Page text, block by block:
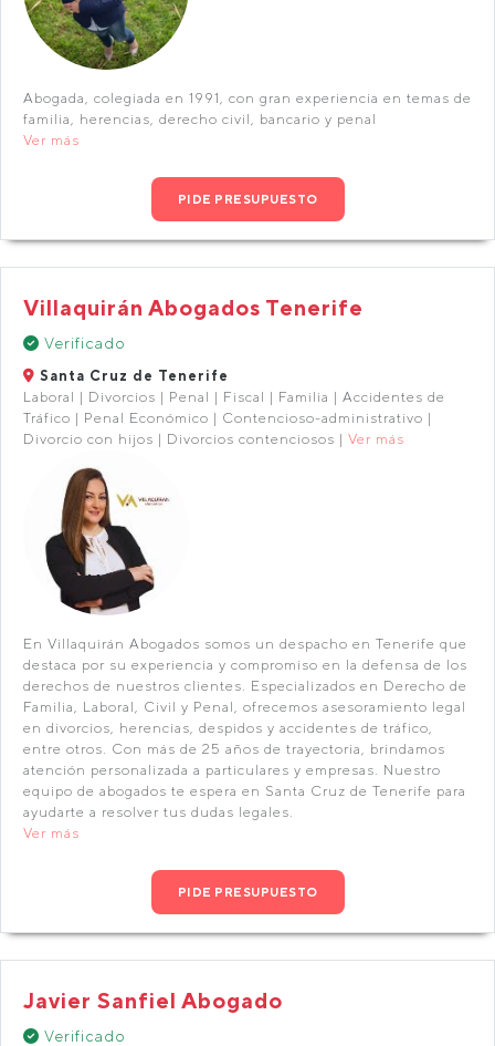
Abogada, colegiada en 1991, con gran experiencia en temas de
familia, herencias, derecho civil, bancario y penal
Ver más
PIDE PRESUPUESTO
Villaquirán Abogados Tenerife
Verificado
Santa Cruz de Tenerife
Laboral | Divorcios | Penal | Fiscal | Familia | Accidentes de
Tráfico | Penal Económico | Contencioso-administrativo |
Divorcio con hijos | Divorcios contenciosos | Ver más
En Villaquirán Abogados somos un despacho en Tenerife que
destaca por su experiencia y compromiso en la defensa de los
derechos de nuestros clientes. Especializados en Derecho de
Familia, Laboral, Civil y Penal, ofrecemos asesoramiento legal
en divorcios, herencias, despidos y accidentes de tráfico,
entre otros. Con más de 25 años de trayectoria, brindamos
atención personalizada a particulares y empresas. Nuestro
equipo de abogados te espera en Santa Cruz de Tenerife para
ayudarte a resolver tus dudas legales.
Ver más
PIDE PRESUPUESTO
Javier Sanfiel Abogado
Verificado